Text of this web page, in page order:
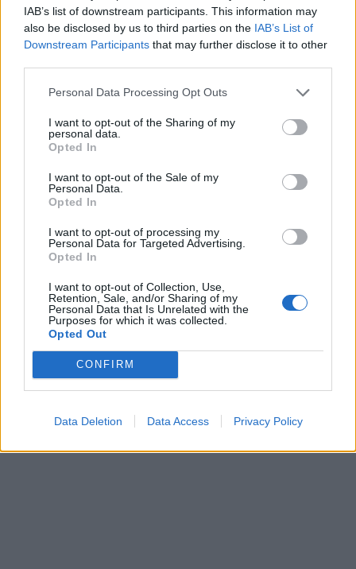
IAB’s list of downstream participants. This information may
also be disclosed by us to third parties on the IAB’s List of
Downstream Participants that may further disclose it to other
Personal Data Processing Opt Outs
I want to opt-out of the Sharing of my
personal data.
Opted In
I want to opt-out of the Sale of my
Personal Data.
Opted In
I want to opt-out of processing my
Personal Data for Targeted Advertising.
Opted In
I want to opt-out of Collection, Use,
Retention, Sale, and/or Sharing of my
Personal Data that Is Unrelated with the
Purposes for which it was collected.
Opted Out
CONFIRM
Data Deletion Data Access Privacy Policy
"Attopamies – salonā deg gaismas, viss mirgo,
panelis kliedz – avārijas režīms, sānu “airbagi”
izsprāguši,” turpina sieviete.
pie iespējas uz Latvijas ceļiem gan izaicināt savu
likteni, gan arī pakļaut citu – tostarp bērnu – dzīvības
nāves briesmām.